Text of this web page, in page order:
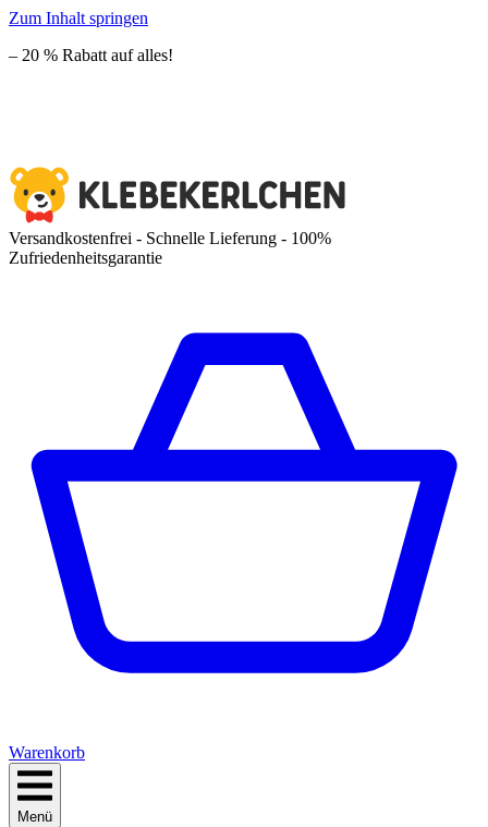
Zum Inhalt springen
– 20 % Rabatt auf alles!
Versandkostenfrei - Schnelle Lieferung - 100%
Zufriedenheitsgarantie
Warenkorb
Menü